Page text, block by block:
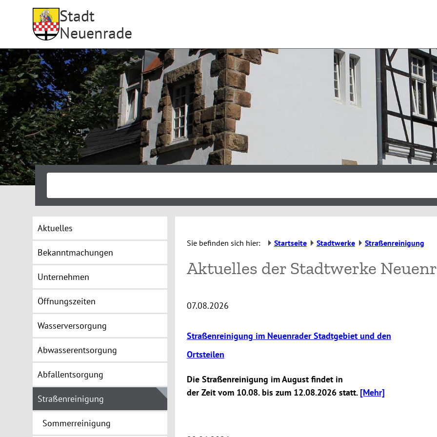
Stadt
Neuenrade
Aktuelles
Bekanntmachungen
Unternehmen
Öffnungszeiten
Wasserversorgung
Abwasserentsorgung
Abfallentsorgung
Straßenreinigung
Sommerreinigung
Sie befinden sich hier: Startseite Stadtwerke Straßenreinigung
Aktuelles der Stadtwerke
07.08.2026
Straßenreinigung im Neuenrader Stadtgebiet und den
Ortsteilen
Die Straßenreinigung im August findet in
der Zeit vom 10.08. bis zum 12.08.2026 statt. [Mehr]